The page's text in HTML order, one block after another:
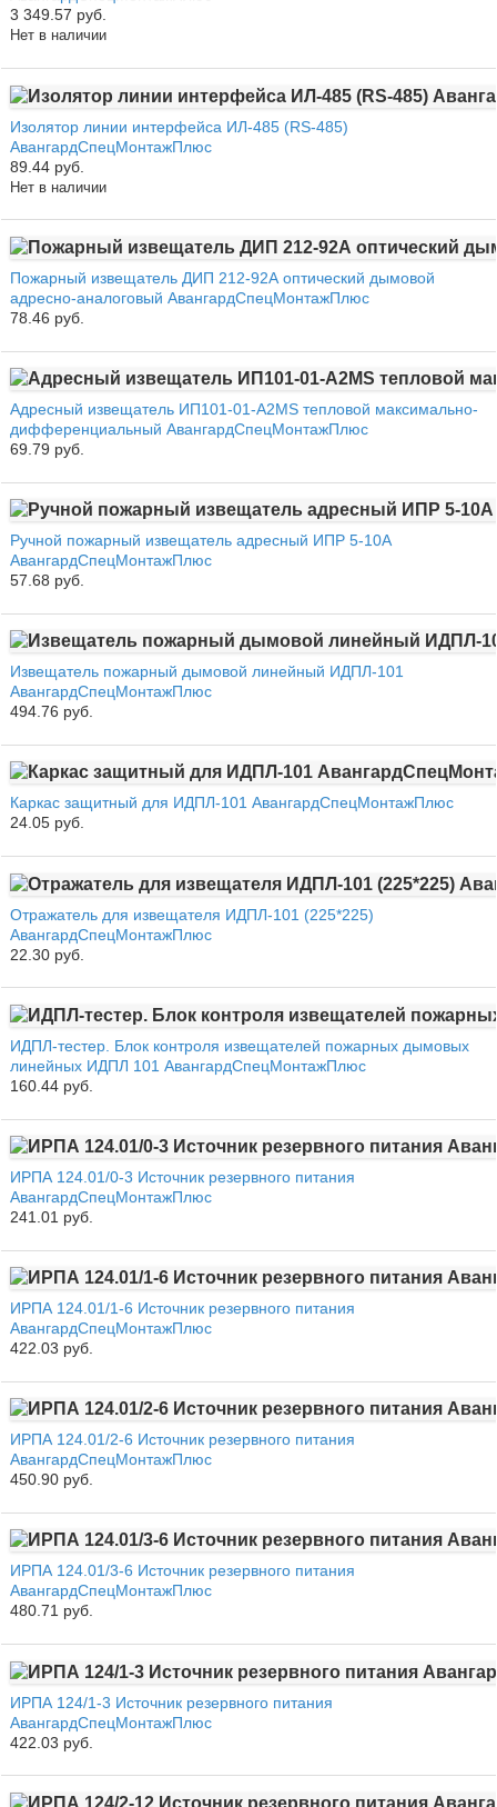
3 349.57 руб.
Нет в наличии
Изолятор линии интерфейса ИЛ-485 (RS-485)
АвангардСпецМонтажПлюс
89.44 руб.
Нет в наличии
Пожарный извещатель ДИП 212-92А оптический дымовой
адресно-аналоговый АвангардСпецМонтажПлюс
78.46 руб.
Адресный извещатель ИП101-01-А2МS тепловой максимально-
дифференциальный АвангардСпецМонтажПлюс
69.79 руб.
Ручной пожарный извещатель адресный ИПР 5-10А
АвангардСпецМонтажПлюс
57.68 руб.
Извещатель пожарный дымовой линейный ИДПЛ-101
АвангардСпецМонтажПлюс
494.76 руб.
Каркас защитный для ИДПЛ-101 АвангардСпецМонтажПлюс
24.05 руб.
Отражатель для извещателя ИДПЛ-101 (225*225)
АвангардСпецМонтажПлюс
22.30 руб.
ИДПЛ-тестер. Блок контроля извещателей пожарных дымовых
линейных ИДПЛ 101 АвангардСпецМонтажПлюс
160.44 руб.
ИРПА 124.01/0-3 Источник резервного питания
АвангардСпецМонтажПлюс
241.01 руб.
ИРПА 124.01/1-6 Источник резервного питания
АвангардСпецМонтажПлюс
422.03 руб.
ИРПА 124.01/2-6 Источник резервного питания
АвангардСпецМонтажПлюс
450.90 руб.
ИРПА 124.01/3-6 Источник резервного питания
АвангардСпецМонтажПлюс
480.71 руб.
ИРПА 124/1-3 Источник резервного питания
АвангардСпецМонтажПлюс
422.03 руб.